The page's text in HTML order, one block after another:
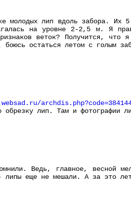
молодых лип вдоль забора.
на уровне 2-2,5 м. Я
веток? Получится, что
остаться летом с голым
обрезку лип. Там и фотографии
Ведь, главное, весной
липы еще не мешали. А за это